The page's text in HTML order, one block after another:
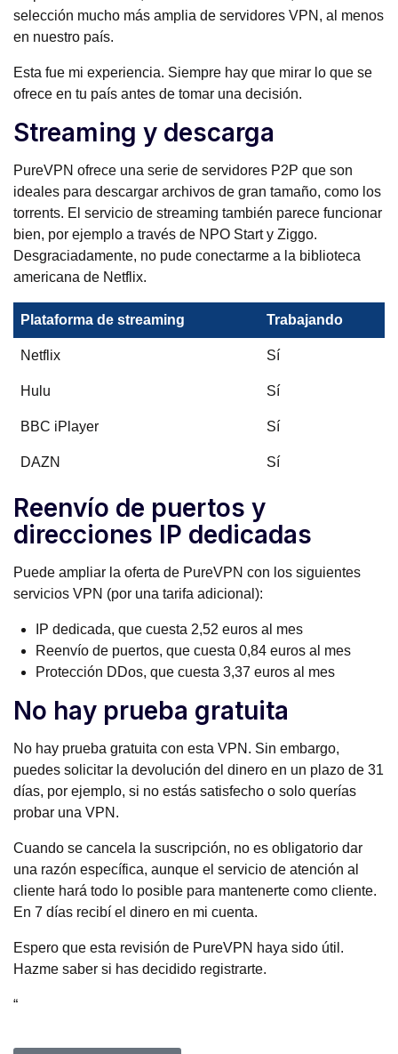
selección mucho más amplia de servidores VPN, al menos
en nuestro país.
Esta fue mi experiencia. Siempre hay que mirar lo que se
ofrece en tu país antes de tomar una decisión.
Streaming y descarga
PureVPN ofrece una serie de servidores P2P que son
ideales para descargar archivos de gran tamaño, como los
torrents. El servicio de streaming también parece funcionar
bien, por ejemplo a través de NPO Start y Ziggo.
Desgraciadamente, no pude conectarme a la biblioteca
americana de Netflix.
Plataforma de streaming Trabajando
Netflix Sí
Hulu Sí
BBC iPlayer Sí
DAZN Sí
Reenvío de puertos y
direcciones IP dedicadas
Puede ampliar la oferta de PureVPN con los siguientes
servicios VPN (por una tarifa adicional):
IP dedicada, que cuesta 2,52 euros al mes
Reenvío de puertos, que cuesta 0,84 euros al mes
Protección DDos, que cuesta 3,37 euros al mes
No hay prueba gratuita
No hay prueba gratuita con esta VPN. Sin embargo,
puedes solicitar la devolución del dinero en un plazo de 31
días, por ejemplo, si no estás satisfecho o solo querías
probar una VPN.
Cuando se cancela la suscripción, no es obligatorio dar
una razón específica, aunque el servicio de atención al
cliente hará todo lo posible para mantenerte como cliente.
En 7 días recibí el dinero en mi cuenta.
Espero que esta revisión de PureVPN haya sido útil.
Hazme saber si has decidido registrarte.
“